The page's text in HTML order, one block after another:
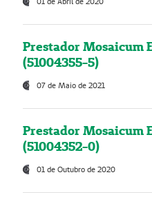
Prestador Mosaicum
(51004355-5)
07 de Maio de 2021
Prestador Mosaicum
(51004352-0)
01 de Outubro de 2020